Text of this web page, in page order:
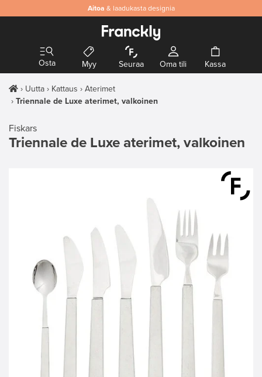
Aitoa & laadukasta designia
Osta Myy Seuraa Oma tili Kassa
Uutta Kattaus
Aterimet
Triennale de Luxe aterimet, valkoinen
Fiskars
Triennale de Luxe aterimet, valkoinen